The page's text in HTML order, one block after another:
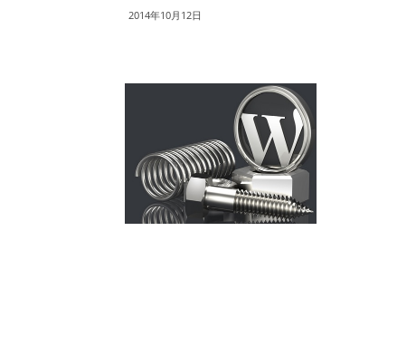
2014年10月12日